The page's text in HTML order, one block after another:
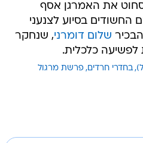
את האמרגן אסף
החשודים בסיוע לצנעני
שלום דומרני, שנחקר
כלכלית.
בחדרי חרדים פרשת מרגול